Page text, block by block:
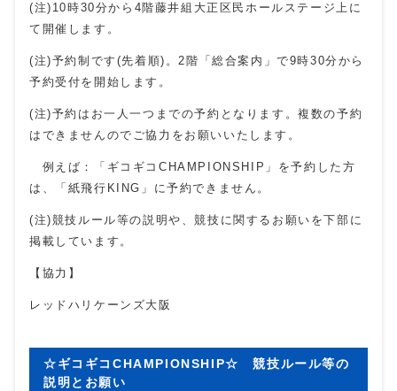
(注)10時30分から4階藤井組大正区民ホールステージ上に
て開催します。
(注)予約制です(先着順)。2階「総合案内」で9時30分から
予約受付を開始します。
(注)予約はお一人一つまでの予約となります。複数の予約
はできませんのでご協力をお願いいたします。
例えば：「ギコギコCHAMPIONSHIP」を予約した方
は、「紙飛行KING」に予約できません。
(注)競技ルール等の説明や、競技に関するお願いを下部に
掲載しています。
【協力】
レッドハリケーンズ大阪
☆ギコギコCHAMPIONSHIP☆ 競技ルール等の
説明とお願い